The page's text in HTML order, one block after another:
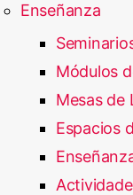
Enseñanza
Módulos
Mesas de
Espacios